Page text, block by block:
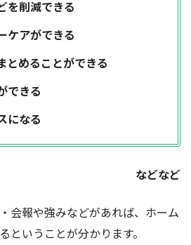
を削減できる
ケアができる
とめることができる
できる
になる
などなど
会報や強みなどがあれば、ホーム
ということが分かります。